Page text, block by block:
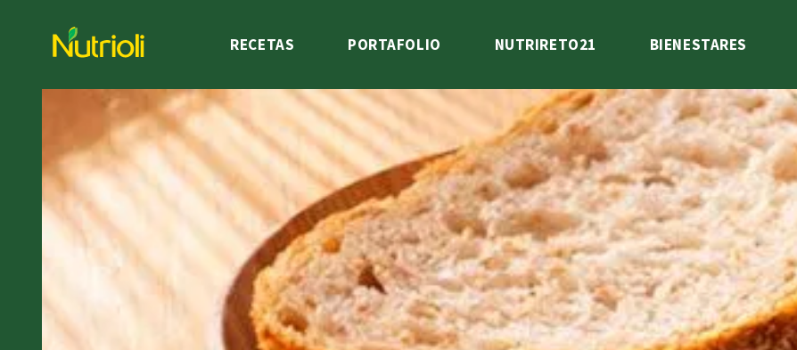
RECETAS PORTAFOLIO NUTRIRETO21 BIENESTARES